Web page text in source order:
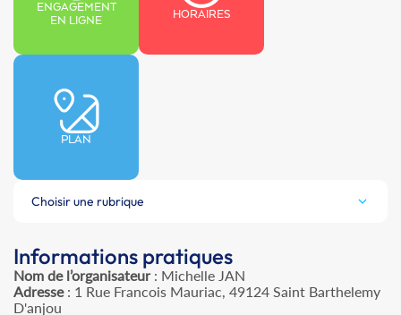
ENGAGEMENT
EN LIGNE
HORAIRES
PLAN
Choisir une rubrique
Informations pratiques
Nom de l’organisateur: Michelle JAN
Adresse: 1 Rue Francois Mauriac, 49124 Saint Barthelemy
D'anjou